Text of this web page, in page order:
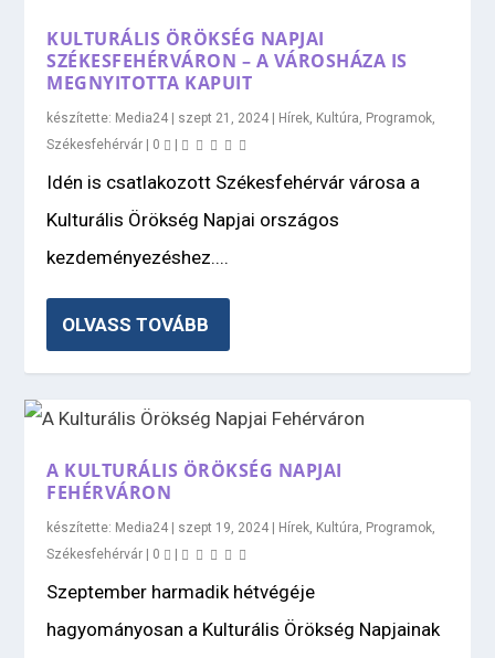
KULTURÁLIS ÖRÖKSÉG NAPJAI
SZÉKESFEHÉRVÁRON – A VÁROSHÁZA IS
MEGNYITOTTA KAPUIT
készítette: Media24 szept 21, 2024 Hírek, Kultúra, Programok,
Székesfehérvár
0
Idén is csatlakozott Székesfehérvár városa a
Kulturális Örökség Napjai országos
kezdeményezéshez....
OLVASS TOVÁBB
A KULTURÁLIS ÖRÖKSÉG NAPJAI
FEHÉRVÁRON
készítette: Media24 szept 19, 2024 Hírek, Kultúra, Programok,
Székesfehérvár
0
Szeptember harmadik hétvégéje
hagyományosan a Kulturális Örökség Napjainak